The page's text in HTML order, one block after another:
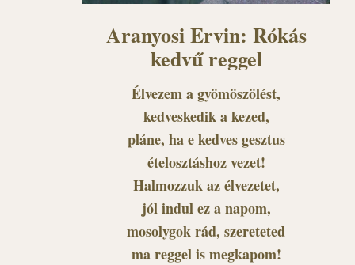
Aranyosi Ervin: Rókás
kedvű reggel
Élvezem a gyömöszölést,
kedveskedik a kezed,
pláne, ha e kedves gesztus
ételosztáshoz vezet!
Halmozzuk az élvezetet,
jól indul ez a napom,
mosolygok rád, szereteted
ma reggel is megkapom!